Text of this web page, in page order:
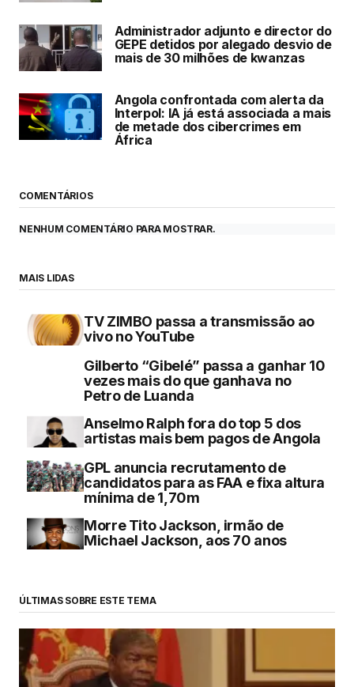
Administrador adjunto e director do
GEPE detidos por alegado desvio de
mais de 30 milhões de kwanzas
Angola confrontada com alerta da
Interpol: IA já está associada a mais
de metade dos cibercrimes em
África
COMENTÁRIOS
NENHUM COMENTÁRIO PARA MOSTRAR.
MAIS LIDAS
TV ZIMBO passa a transmissão ao
vivo no YouTube
Gilberto “Gibelé” passa a ganhar 10
vezes mais do que ganhava no
Petro de Luanda
Anselmo Ralph fora do top 5 dos
artistas mais bem pagos de Angola
GPL anuncia recrutamento de
candidatos para as FAA e fixa altura
mínima de 1,70m
Morre Tito Jackson, irmão de
Michael Jackson, aos 70 anos
ÚLTIMAS SOBRE ESTE TEMA